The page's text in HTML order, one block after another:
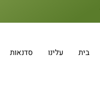
בית עלינו סדנאות